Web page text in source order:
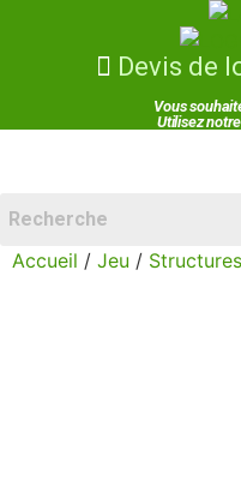
Devis de
Vous
Utilisez
Accueil / Jeu /